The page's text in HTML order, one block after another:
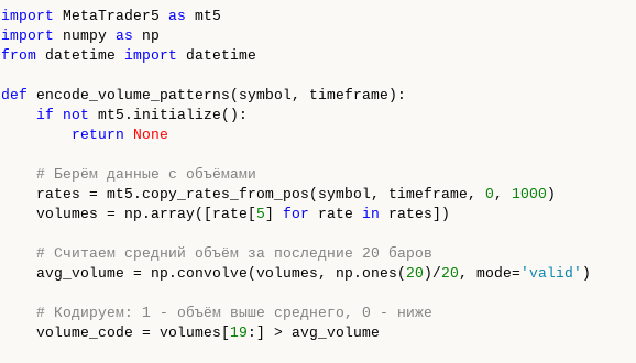
import MetaTrader5 as
import numpy as
from datetime import datetime
def encode_volume_patterns(symbol, timeframe):
if
not mt5.initialize():
return
None
# Берём данные с объёмами
rates = mt5.copy_rates_from_pos(symbol, timeframe, 0 , 1000 )
volumes = np.array([rate[ 5 for rate in rates])
# Считаем средний объём за последние 20 баров
avg_volume = np.convolve(volumes, np.ones( 20 )/20 , mode= 'valid' )
# Кодируем: 1 - объём выше среднего, 0 - ниже
volume_code = volumes[ 19 :] > avg_volume